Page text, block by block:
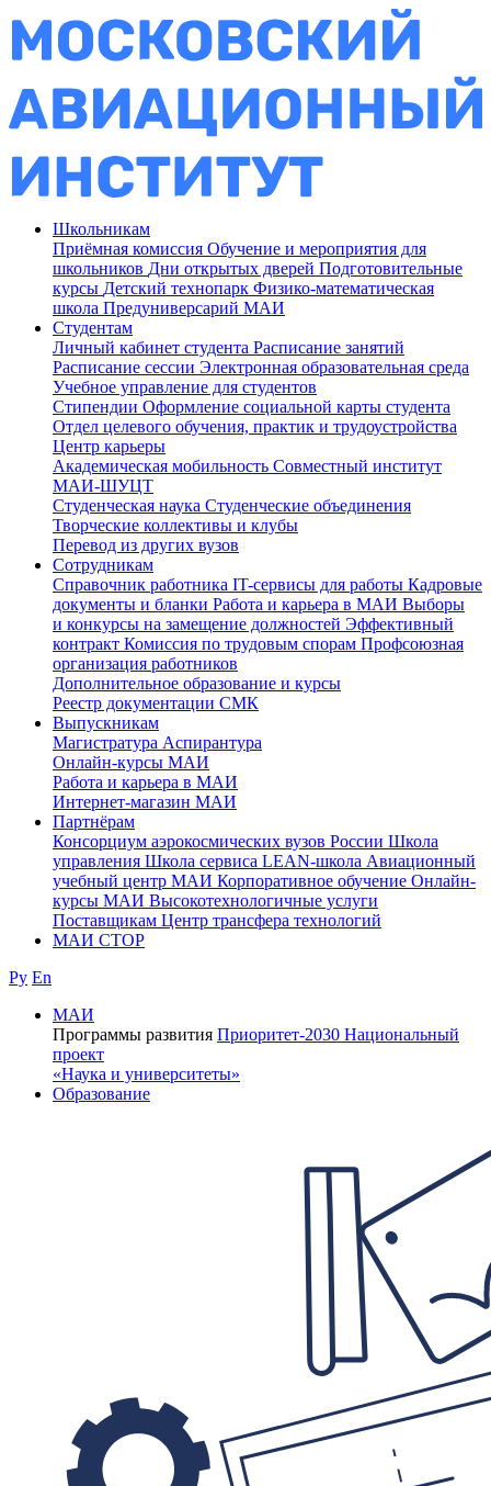
Школьникам
Приёмная комиссия Обучение и мероприятия для
школьников Дни открытых дверей Подготовительные
курсы Детский технопарк Физико-математическая
школа Предуниверсарий МАИ
Студентам
Личный кабинет студента Расписание занятий
Расписание сессии Электронная образовательная среда
Учебное управление для студентов
Стипендии Оформление социальной карты студента
Отдел целевого обучения, практик и трудоустройства
Центр карьеры
Академическая мобильность Совместный институт
МАИ-ШУЦТ
Студенческая наука Студенческие объединения
Творческие коллективы и клубы
Перевод из других вузов
Сотрудникам
Cправочник работника IT-сервисы для работы Кадровые
документы и бланки Работа и карьера в МАИ Выборы
и конкурсы на замещение должностей Эффективный
контракт Комиссия по трудовым спорам Профсоюзная
организация работников
Дополнительное образование и курсы
Реестр документации СМК
Выпускникам
Магистратура Аспирантура
Онлайн-курсы МАИ
Работа и карьера в МАИ
Интернет-магазин МАИ
Партнёрам
Консорциум аэрокосмических вузов России Школа
управления Школа сервиса LEAN-школа Авиационный
учебный центр МАИ Корпоративное обучение Онлайн-
курсы МАИ Высокотехнологичные услуги
Поставщикам Центр трансфера технологий
МАИ СТОР
Ру En
МАИ
Программы развития Приоритет-2030 Национальный
проект
«Наука и университеты»
Образование